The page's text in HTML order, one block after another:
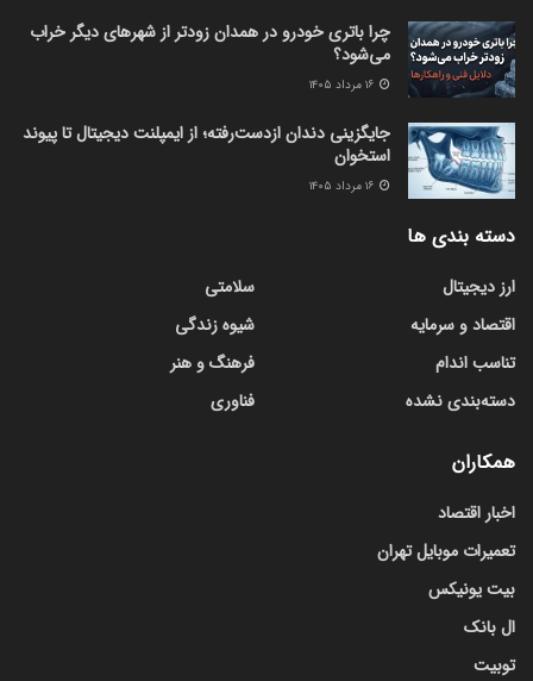
چرا باتری خودرو در همدان زودتر از شهرهای دیگر خراب
می‌شود؟
جایگزینی دندان ازدست‌رفته؛ از ایمپلنت دیجیتال تا پیوند
استخوان
دسته بندی ها
ارز دیجیتال
اقتصاد و سرمایه
تناسب اندام
دسته‌بندی نشده
سلامتی
شیوه زندگی
فرهنگ و هنر
فناوری
همکاران
اخبار اقتصاد
تعمیرات موبایل تهران
بیت یونیکس
ال بانک
توبیت